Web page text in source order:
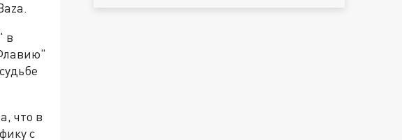
в
что в
с